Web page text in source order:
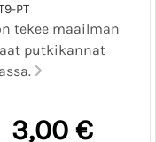
PT
tekee maailman
putkikannat
3,00 €